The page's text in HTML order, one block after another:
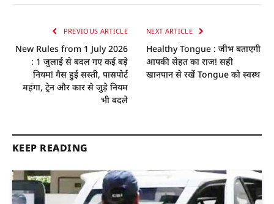
PREVIOUS ARTICLE
New Rules from 1 July 2026
: 1 जुलाई से बदल गए कई बड़े
नियम! गैस हुई सस्ती, पासपोर्ट
महंगा, ट्रेन और कार से जुड़े नियम
भी बदले
NEXT ARTICLE
Healthy Tongue : जीभ बताएगी
आपकी सेहत का राज! सही
खानपान से रखें Tongue को स्वस्थ
KEEP READING